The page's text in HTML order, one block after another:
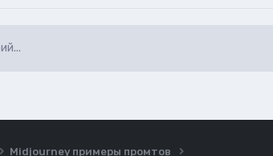
Midjourney примеры промтов